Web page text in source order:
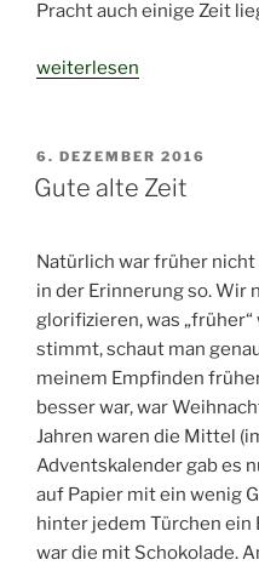
Pracht auch einige Zeit
„Jetzt
Winterzeit“
weiterlesen
VERÖFFENTLICHT
AM
6. DEZEMBER 2016
Gute alte Zeit
Natürlich war früher nicht
in der Erinnerung so. Wir
glorifizieren, was „früher“
stimmt, schaut man
meinem Empfinden
besser war, war
Jahren waren die Mittel
Adventskalender gab es
auf Papier mit ein wenig
hinter jedem Türchen ein
war die mit Schokolade.